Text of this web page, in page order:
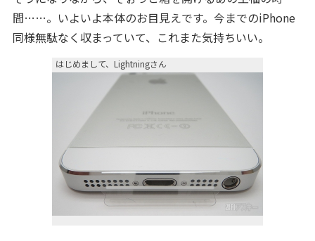
間……。いよいよ本体のお目見えです。今までのiPhone
同様無駄なく収まっていて、これまた気持ちいい。
はじめまして、Lightningさん